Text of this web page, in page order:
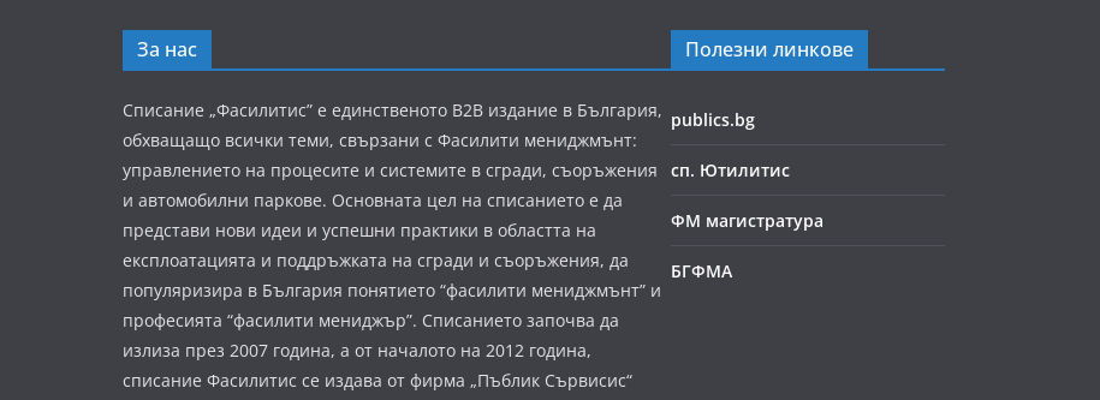
За нас
Списание „Фасилитис” е единственото B2B издание в България,
обхващащо всички теми, свързани с Фасилити мениджмънт:
управлението на процесите и системите в сгради, съоръжения
и автомобилни паркове. Основната цел на списанието е да
представи нови идеи и успешни практики в областта на
експлоатацията и поддръжката на сгради и съоръжения, да
популяризира в България понятието “фасилити мениджмънт” и
професията “фасилити мениджър”. Списанието започва да
излиза през 2007 година, а от началото на 2012 година,
списание Фасилитис се издава от фирма „Пъблик Сървисис“
Полезни линкове
publics.bg
сп. Ютилитис
ФМ магистратура
БГФМА